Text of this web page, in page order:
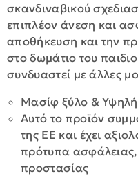
σκανδιναβικού
επιπλέον άνεση και
αποθήκευση και την
στο δωμάτιο του
συνδυαστεί με άλλες
Μασίφ ξύλο &
Αυτό το προϊόν
της ΕΕ και έχει
πρότυπα ασφάλειας,
προστασίας